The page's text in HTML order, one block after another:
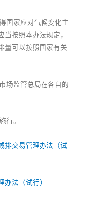
国家应对气候变化主
按照本办法规定，
量可以按照国家有关
场监管总局在各自的
行。
排交易管理办法（试
办法（试行）